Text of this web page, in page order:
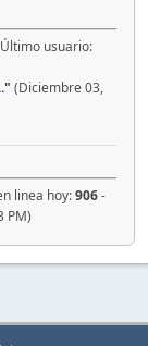
usuario:
" (Diciembre 03,
linea hoy:906-
PM)